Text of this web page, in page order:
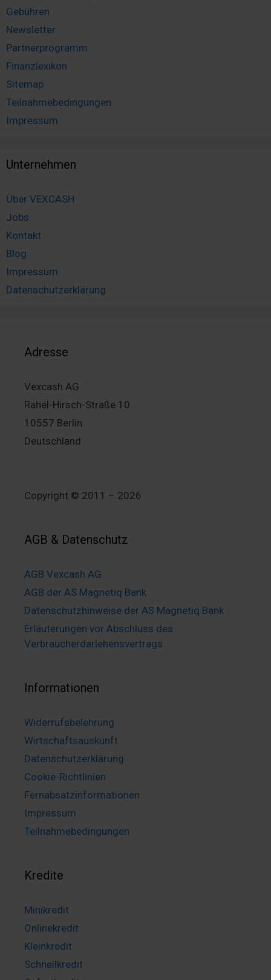
Gebühren
Newsletter
Partnerprogramm
Finanzlexikon
Sitemap
Teilnahmebedingungen
Impressum
Unternehmen
Über VEXCASH
Jobs
Kontakt
Blog
Impressum
Datenschutzerklärung
Adresse
Vexcash AG
Rahel-Hirsch-Straße 10
10557 Berlin
Deutschland
Copyright © 2011 – 2026
AGB & Datenschutz
AGB Vexcash AG
AGB der AS Magnetiq Bank
Datenschutzhinweise der AS Magnetiq Bank
Erläuterungen vor Abschluss des
Verbraucherdarlehensvertrags
Informationen
Widerrufsbelehrung
Wirtschaftsauskunft
Datenschutzerklärung
Cookie-Richtlinien
Fernabsatzinformationen
Impressum
Teilnahmebedingungen
Kredite
Minikredit
Onlinekredit
Kleinkredit
Schnellkredit